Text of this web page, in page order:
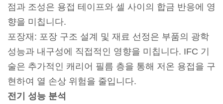
점과 조성은 용접 테이프와 셀 사이의 합금 반응에 영
향을 미칩니다.
포장재: 포장 구조 설계 및 재료 선정은 부품의 광학
성능과 내구성에 직접적인 영향을 미칩니다. IFC 기
술은 추가적인 캐리어 필름 층을 통해 저온 용접을 구
현하여 열 손상 위험을 줄입니다.
전기 성능 분석